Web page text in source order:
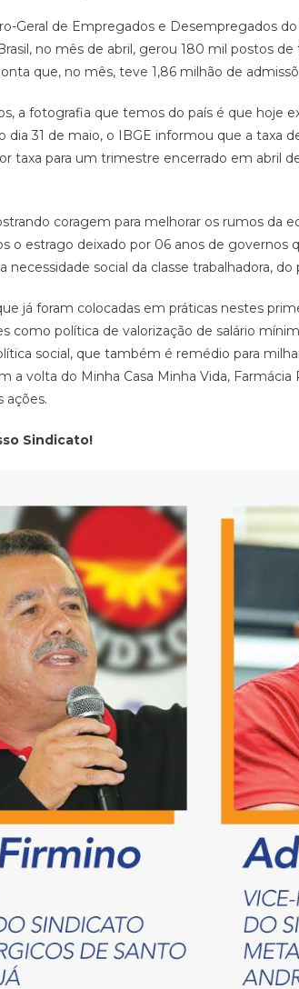
LULA
EM
BUSCA
RETOMADA
DE
EMPREGOS
Geral de Empregados e Desempregados
no mês de abril, gerou 180 mil postos
que, no mês, teve 1,86 milhão de
a fotografia que temos do país é que hoje
dia 31 de maio, o IBGE informou que a taxa
taxa para um trimestre encerrado em abril
coragem para melhorar os rumos da
o estrago deixado por 06 anos de governos
social da classe trabalhadora,
já foram colocadas em práticas nestes
como política de valorização de salário
social, que também é remédio para
a volta do Minha Casa Minha Vida, Farmácia
ações.
Sindicato!